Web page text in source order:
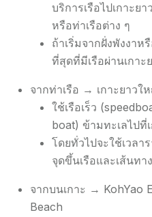
บริการเรือไปเกาะย
หรือท่าเรือต่าง ๆ
ถ้าเริ่มจากฝั่งพังงาห
ที่สุดที่มีเรือผ่านเกาะ
จากท่าเรือ → เกาะยาวใ
ใช้เรือเร็ว
boat) ข้ามทะเลไปที่
โดยทั่วไปจะใช้เวล
จุดขึ้นเรือและเส้นทาง
จากบนเกาะ → KohYao
Beach